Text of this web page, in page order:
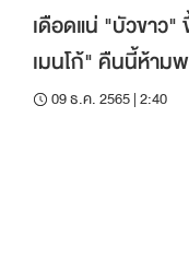
เดือดแน่ "บัวขาว
เมนโก้" คืนนี้ห้าม
ถ่ายทอดสด
09 ธ.ค. 2565 | 2:40